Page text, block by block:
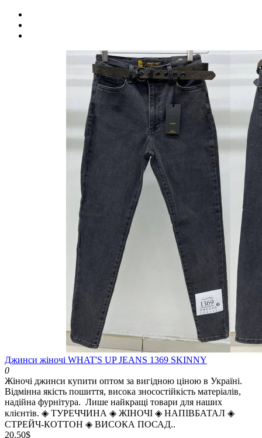
Джинси жіночі WHAT'S UP JEANS 1369 SKINNY
0
Жіночі джинси купити оптом за вигідною ціною в Україні.
Відмінна якість пошиття, висока зносостійкість матеріалів,
надійна фурнітура. Лише найкращі товари для наших
клієнтів. ◈️ ТУРЕЧЧИНА ◈️ ЖІНОЧІ ◈️ НАПІВБАТАЛ ◈️
СТРЕЙЧ-КОТТОН ◈️ ВИСОКА ПОСАД..
20.50$